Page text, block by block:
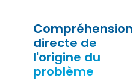
Compréhension
directe de
l'origine du
problème